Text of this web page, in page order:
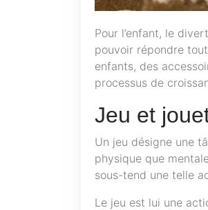
Pour l’enfant, le
pouvoir répondre
enfants, des
processus de
Jeu et
Un jeu désigne une
physique que
sous-tend une telle
Le jeu est lui une